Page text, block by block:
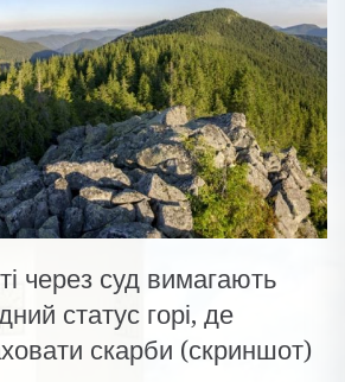
через суд вимагають
статус горі, де
скарби (скриншот)